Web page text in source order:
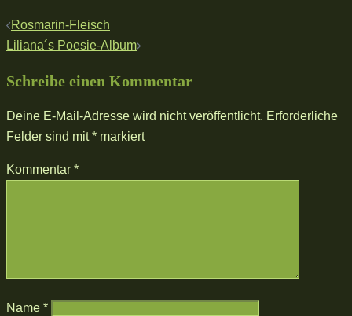
Beitragsnavigation
Rosmarin-Fleisch
Liliana´s Poesie-Album
Schreibe einen Kommentar
Deine E-Mail-Adresse wird nicht veröffentlicht. Erforderliche
Felder sind mit* markiert
Kommentar *
Name *